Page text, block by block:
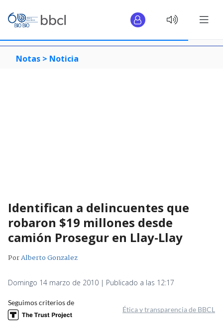
Notas > Noticia
Identifican a delincuentes que
robaron $19 millones desde
camión Prosegur en Llay-Llay
PorAlberto Gonzalez
Domingo 14 marzo de 2010 | Publicado a las 12:17
Seguimos criterios de
Ética y transparencia de BBCL